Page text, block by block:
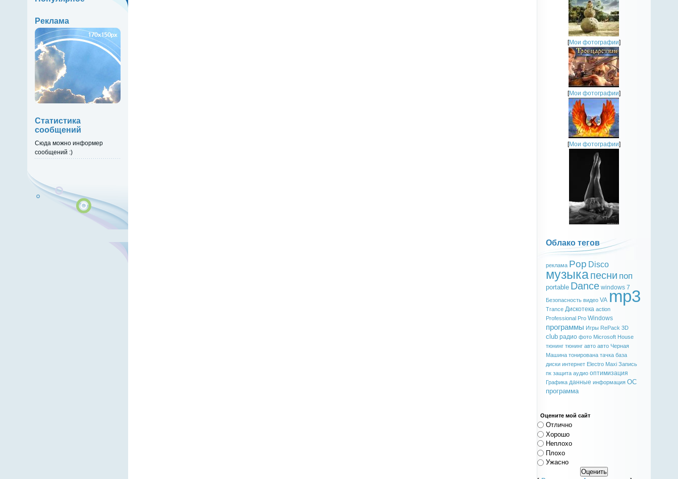
[Мои фотографии]
[Мои фотографии]
[Мои фотографии]
Облако тегов
реклама Pop Disco
музыкапесни поп
portable Dance windows 7
Безопасность видео VA mp3
Trance Дискотека action
Professional Pro Windows
программы Игры RePack 3D
club радио фото Microsoft House
тюнинг тюнинг авто авто Черная
Машина тонирована тачка база
диски интернет Electro Maxi Запись
пк защита аудио оптимизация
Графика данные информация ОС
программа
Оцените мой сайт
Отлично
Хорошо
Неплохо
Плохо
Ужасно
Реклама
Статистика
сообщений
Сюда можно информер
сообщений :)